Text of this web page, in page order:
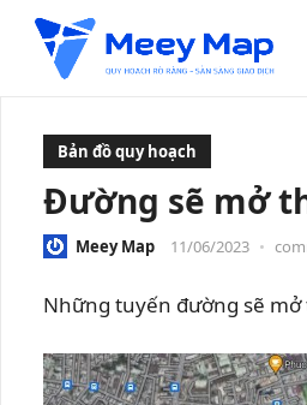
Bản đồ quy hoạch
Đường sẽ mở
Meey Map 11/06/2023 •
Những tuyến đường sẽ mở